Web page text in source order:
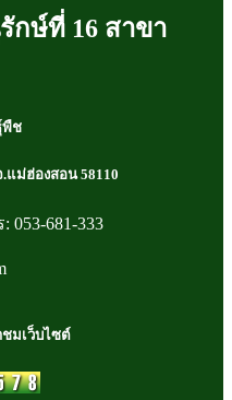
กษ์ที่ 16 สาขา
พืช
แม่ฮ่องสอน 58110
053-681-333
มเว็บไซต์